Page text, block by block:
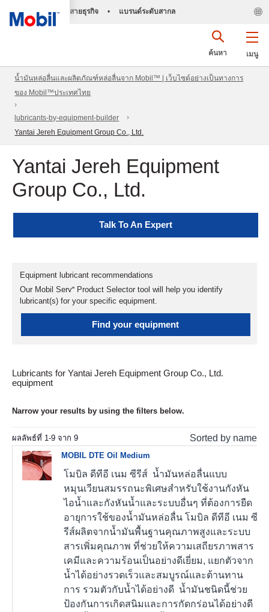
สายธุรกิจ • แบรนด์ระดับสากล
เมนู
ค้นหา
น้ำมันหล่อลื่นและผลิตภัณฑ์หล่อลื่นจาก Mobil™ | เว็บไซต์อย่างเป็นทางการ
ของ Mobil™ประเทศไทย
lubricants-by-equipment-builder
Yantai Jereh Equipment Group Co., Ltd.
Yantai Jereh Equipment
Group Co., Ltd.
Talk To An Expert
Equipment lubricant recommendations
Our Mobil Serv℠ Product Selector tool will help you identify
lubricant(s) for your specific equipment.
Find your equipment
Lubricants for Yantai Jereh Equipment Group Co., Ltd.
equipment
Narrow your results by using the filters below.
ผลลัพธ์ที่ 1-9 จาก 9 Sorted by name
MOBIL DTE Oil Medium
โมบิล ดีทีอี เนม ซีรีส์ น้ำมันหล่อลื่นแบบ
หมุนเวียนสมรรถนะพิเศษสำหรับใช้งานกังหัน
ไอน้ำและกังหันน้ำและระบบอื่นๆ ที่ต้องการยืด
อายุการใช้ของน้ำมันหล่อลื่น โมบิล ดีทีอี เนม ซี
รีส์ผลิตจากน้ำมันพื้นฐานคุณภาพสูงและระบบ
สารเพิ่มคุณภาพ ที่ช่วยให้ความเสถียรภาพสาร
เคมีและความร้อนเป็นอย่างดีเยี่ยม, แยกตัวจาก
น้ำได้อย่างรวดเร็วและสมบูรณ์และต้านทาน
การ รวมตัวกับน้ำได้อย่างดี น้ำมันชนิดนี้ช่วย
ป้องกันการเกิดสนิมและการกัดกร่อนได้อย่างดี